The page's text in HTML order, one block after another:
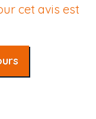
cet avis est